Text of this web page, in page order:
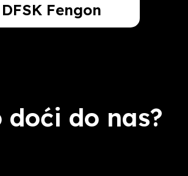
DFSK Fengon
doći do nas?